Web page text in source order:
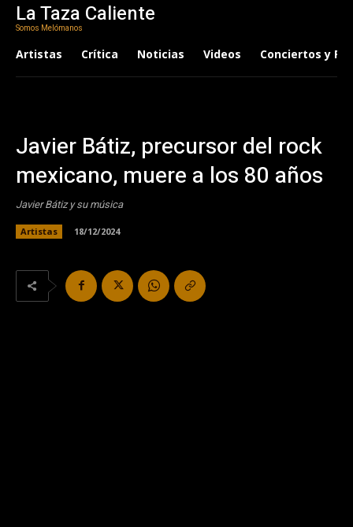
La Taza Caliente
Somos Melómanos
Artistas Crítica Noticias Videos Conciertos y
Javier Bátiz, precursor del rock
mexicano, muere a los 80 años
Javier Bátiz y su música
Artistas 18/12/2024